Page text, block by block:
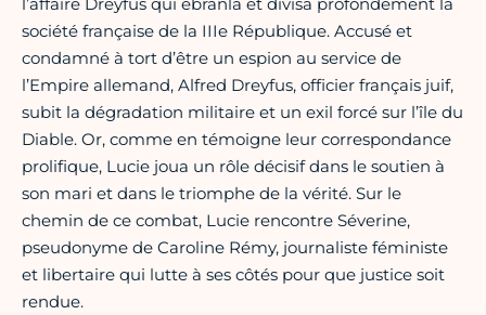
l’affaire Dreyfus qui ébranla et divisa profondément la
société française de la IIIe République. Accusé et
condamné à tort d’être un espion au service de
l’Empire allemand, Alfred Dreyfus, officier français juif,
subit la dégradation militaire et un exil forcé sur l’île du
Diable. Or, comme en témoigne leur correspondance
prolifique, Lucie joua un rôle décisif dans le soutien à
son mari et dans le triomphe de la vérité. Sur le
chemin de ce combat, Lucie rencontre Séverine,
pseudonyme de Caroline Rémy, journaliste féministe
et libertaire qui lutte à ses côtés pour que justice soit
rendue.